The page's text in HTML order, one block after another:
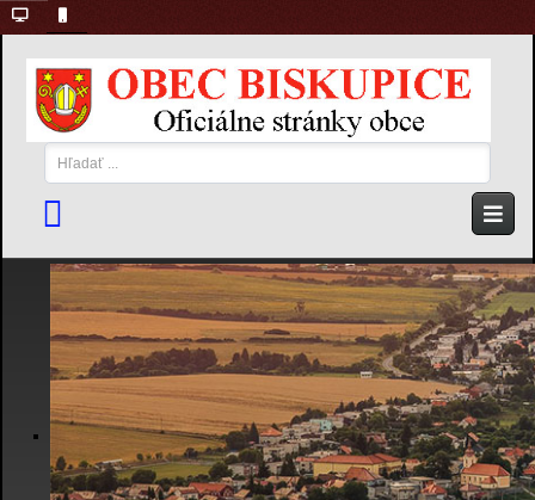
Hľadať
...